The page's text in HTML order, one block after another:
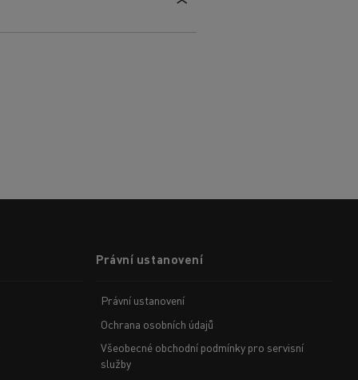
Právní ustanovení
Právní ustanovení
Ochrana osobních údajů
Všeobecné obchodní podmínky pro servisní
služby